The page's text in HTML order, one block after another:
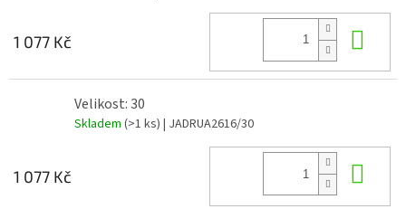
1 077 Kč
Velikost: 30
Skladem (>1 ks) | JADRUA2616/30
1 077 Kč